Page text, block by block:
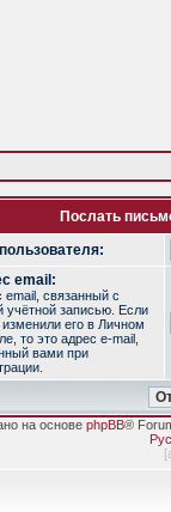
Послать
email:
email, связанный с
учётной записью. Если
его в Личном
то это адрес e-mail,
вами при
на основе phpBB®
[